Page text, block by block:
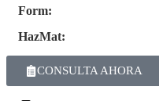
Form:
HazMat:
CONSULTA AHORA